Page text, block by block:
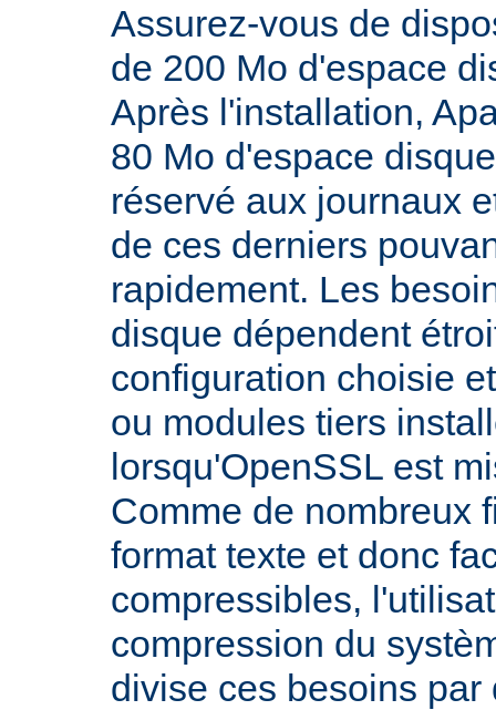
Assurez-vous de
de 200 Mo d'espace
Après l'installation,
80 Mo d'espace
réservé aux journaux
de ces derniers
rapidement. Les
disque dépendent
configuration choisie
ou modules tiers
lorsqu'OpenSSL est
Comme de nombreux
format texte et donc
compressibles,
compression du
divise ces besoins par